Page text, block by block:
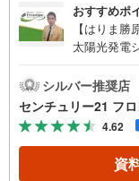
おすすめポ
【はりま
太陽光発電
階には、寝
す。・2階
ます。・マ
す。 立地・
徒歩約17
ァイナン
シルバー推奨店
センチュリー21 フ
4.62
資